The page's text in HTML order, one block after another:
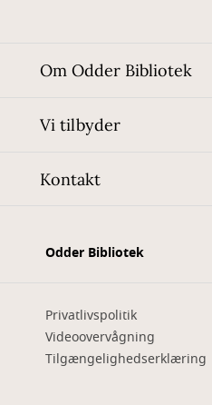
Om Odder Bibliotek
Vi tilbyder
Kontakt
Odder Bibliotek
Privatlivspolitik
Videoovervågning
Tilgængelighedserklæring